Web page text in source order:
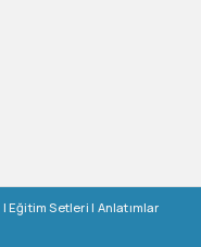
|Eğitim Setleri | Anlatımlar